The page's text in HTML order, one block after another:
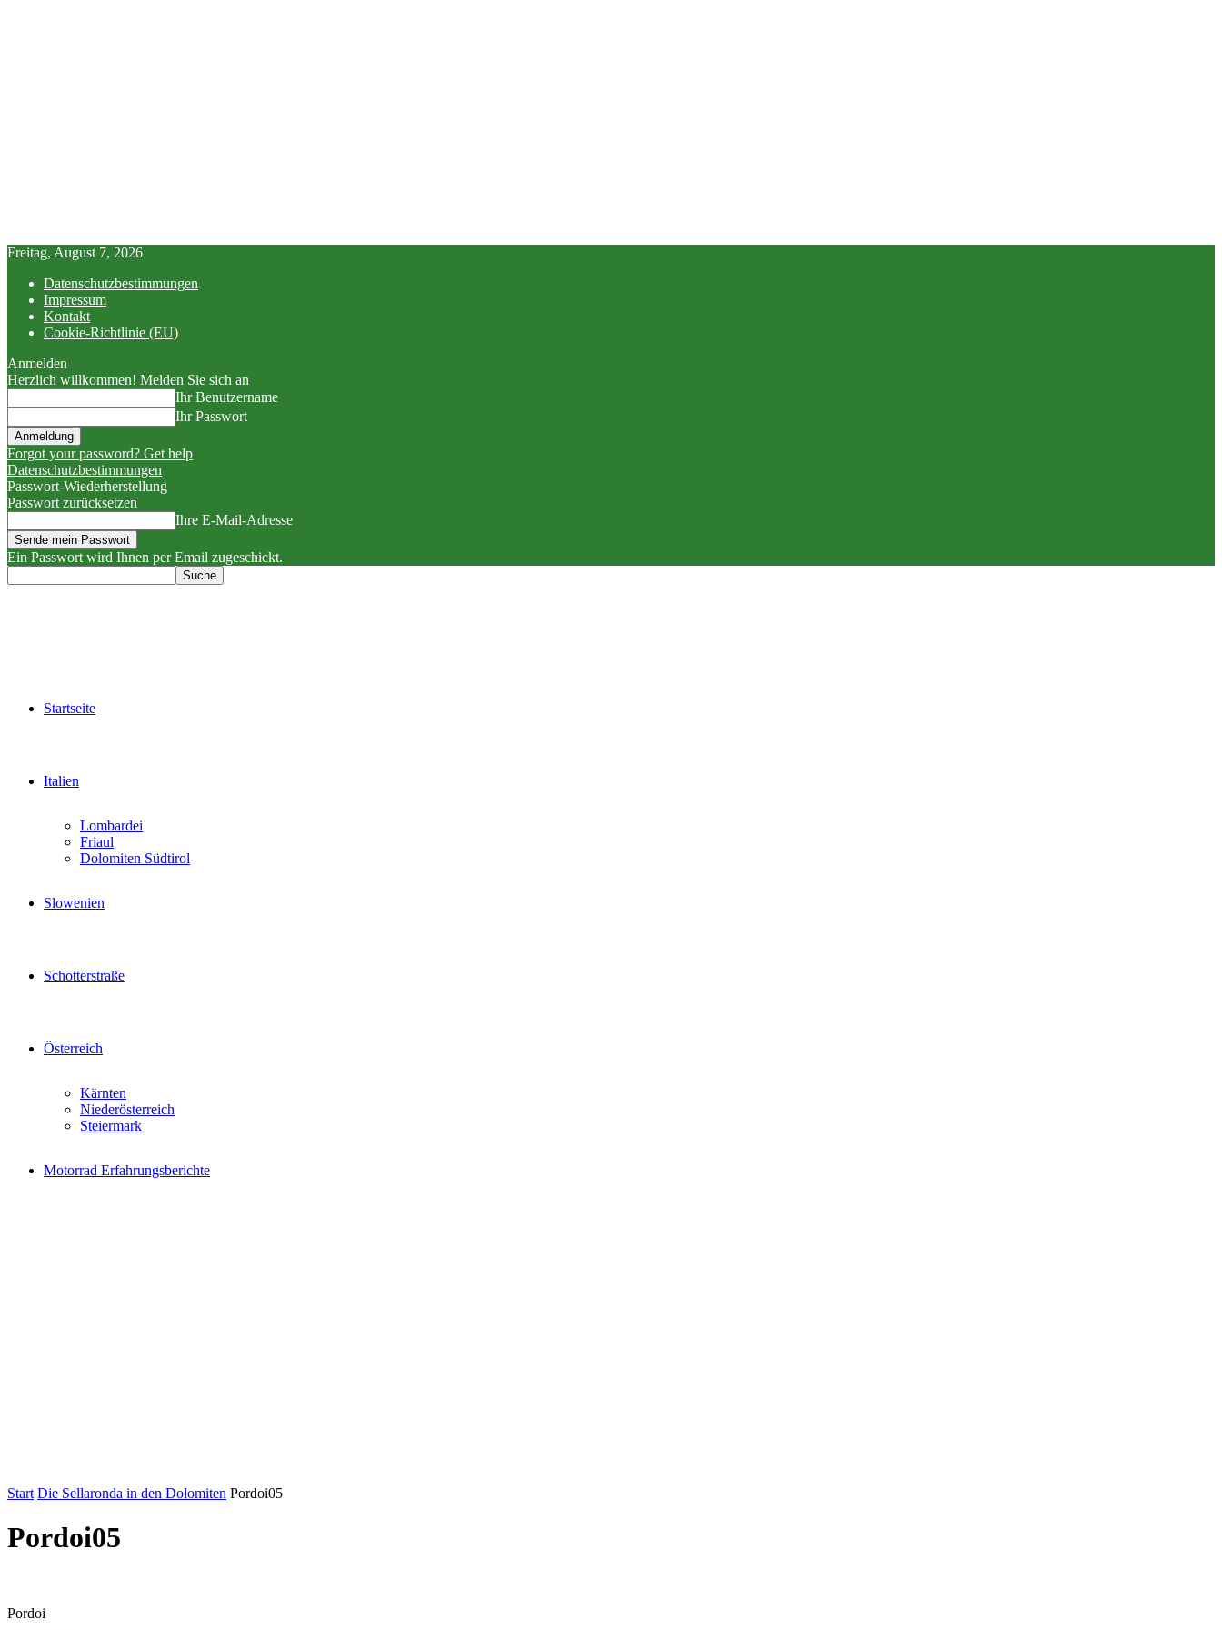
Freitag, August 7, 2026
Datenschutzbestimmungen
Impressum
Kontakt
Cookie-Richtlinie (EU)
Anmelden
Herzlich willkommen! Melden Sie sich an
Ihr Benutzername
Ihr Passwort
Forgot your password? Get help
Datenschutzbestimmungen
Passwort-Wiederherstellung
Passwort zurücksetzen
Ihre E-Mail-Adresse
Ein Passwort wird Ihnen per Email zugeschickt.
Startseite
Italien
Lombardei
Friaul
Dolomiten Südtirol
Slowenien
Schotterstraße
Österreich
Kärnten
Niederösterreich
Steiermark
Motorrad Erfahrungsberichte
Start Die Sellaronda in den Dolomiten Pordoi05
Pordoi05
Pordoi